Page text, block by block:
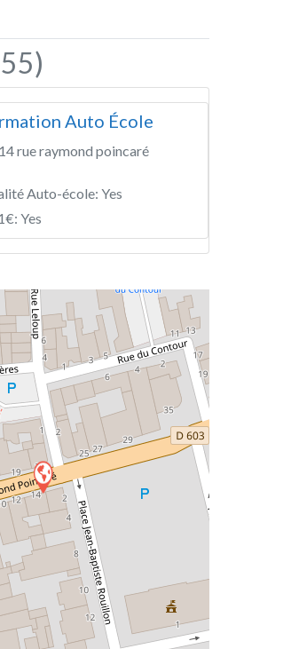
Auto École
14 rue raymond poincaré
Auto-école: Yes
Yes